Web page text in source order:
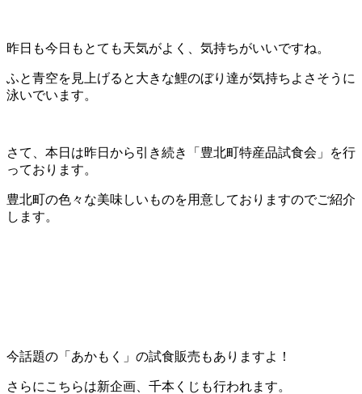
昨日も今日もとても天気がよく、気持ちがいいですね。
ふと青空を見上げると大きな鯉のぼり達が気持ちよさそうに
泳いでいます。
さて、本日は昨日から引き続き「豊北町特産品試食会」を行
っております。
豊北町の色々な美味しいものを用意しておりますのでご紹介
します。
今話題の「あかもく」の試食販売もありますよ！
さらにこちらは新企画、千本くじも行われます。